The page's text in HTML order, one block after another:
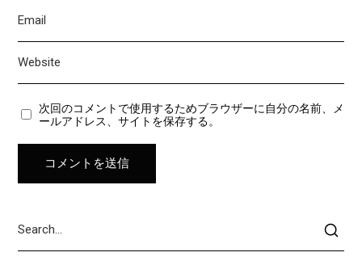
次回のコメントで使用するためブラウザーに自分の名前、メ
ールアドレス、サイトを保存する。